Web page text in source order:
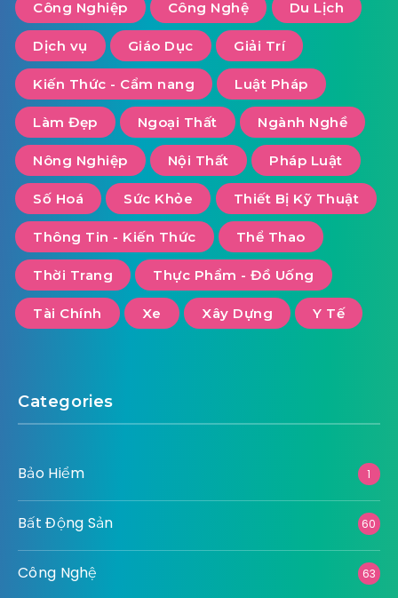
Công Nghiệp Công Nghệ Du Lịch
Dịch vụ Giáo Dục Giải Trí
Kiến Thức - Cẩm nang Luật Pháp
Làm Đẹp Ngoại Thất Ngành Nghề
Nông Nghiệp Nội Thất Pháp Luật
Số Hoá Sức Khỏe Thiết Bị Kỹ Thuật
Thông Tin - Kiến Thức Thể Thao
Thời Trang Thực Phẩm - Đồ Uống
Tài Chính Xe Xây Dựng Y Tế
Categories
Bảo Hiểm 1
Bất Động Sản 60
Công Nghệ 63